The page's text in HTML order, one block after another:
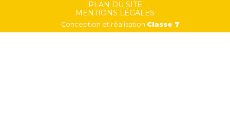
PLAN DU SITE
MENTIONS LÉGALES
Conception et réalisation Classe 7